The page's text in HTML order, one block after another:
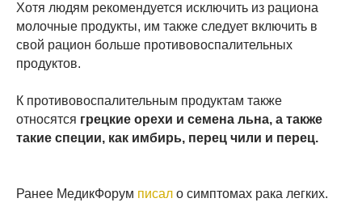
Хотя людям рекомендуется исключить из рациона
молочные продукты, им также следует включить в
свой рацион больше противовоспалительных
продуктов.
К противовоспалительным продуктам также
относятся грецкие орехи и семена льна, а также
такие специи, как имбирь, перец чили и перец.
Ранее МедикФорум писал о симптомах рака легких.